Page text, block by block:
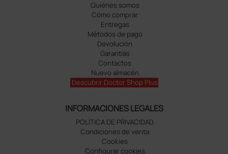
Quiénes somos
Cómo comprar
Entregas
Métodos de pago
Devolución
Garantías
Contactos
Nuevo almacén
Descubrir Doctor Shop Plus
INFORMACIONES LEGALES
POLÍTICA DE PRIVACIDAD
Condiciones de venta
Cookies
Configurar cookies